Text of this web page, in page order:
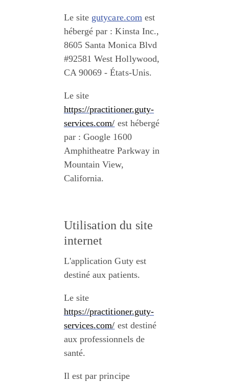
Le site gutycare.com est
hébergé par : Kinsta Inc.,
8605 Santa Monica Blvd
#92581 West Hollywood,
CA 90069 - États-Unis.
‍Le site
https://practitioner.guty-
services.com/ est hébergé
par : Google 1600
Amphitheatre Parkway in
Mountain View,
California.
Utilisation du site
internet
L'application Guty est
destiné aux patients.
Le site
https://practitioner.guty-
services.com/ est destiné
aux professionnels de
santé.
Il est par principe